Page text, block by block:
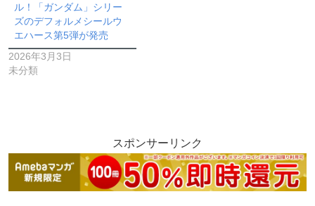
ル！「ガンダム」シリー
ズのデフォルメシールウ
エハース第5弾が発売
2026年3月3日
未分類
スポンサーリンク